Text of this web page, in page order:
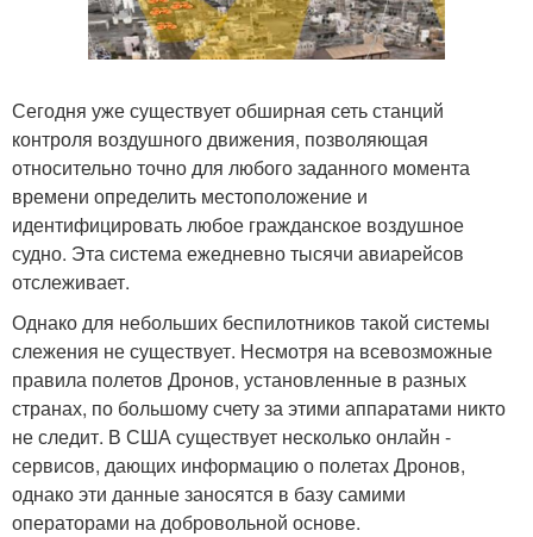
Сегодня уже существует обширная сеть станций
контроля воздушного движения, позволяющая
относительно точно для любого заданного момента
времени определить местоположение и
идентифицировать любое гражданское воздушное
судно. Эта система ежедневно тысячи авиарейсов
отслеживает.
Однако для небольших беспилотников такой системы
слежения не существует. Несмотря на всевозможные
правила полетов Дронов, установленные в разных
странах, по большому счету за этими аппаратами никто
не следит. В США существует несколько онлайн -
сервисов, дающих информацию о полетах Дронов,
однако эти данные заносятся в базу самими
операторами на добровольной основе.